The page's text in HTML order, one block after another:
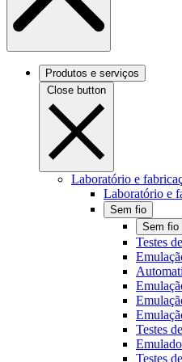
Produtos e serviços
Close button
Laboratório e
Laboratório e
Sem fio
Sem fio
Testes
Testes
Testes